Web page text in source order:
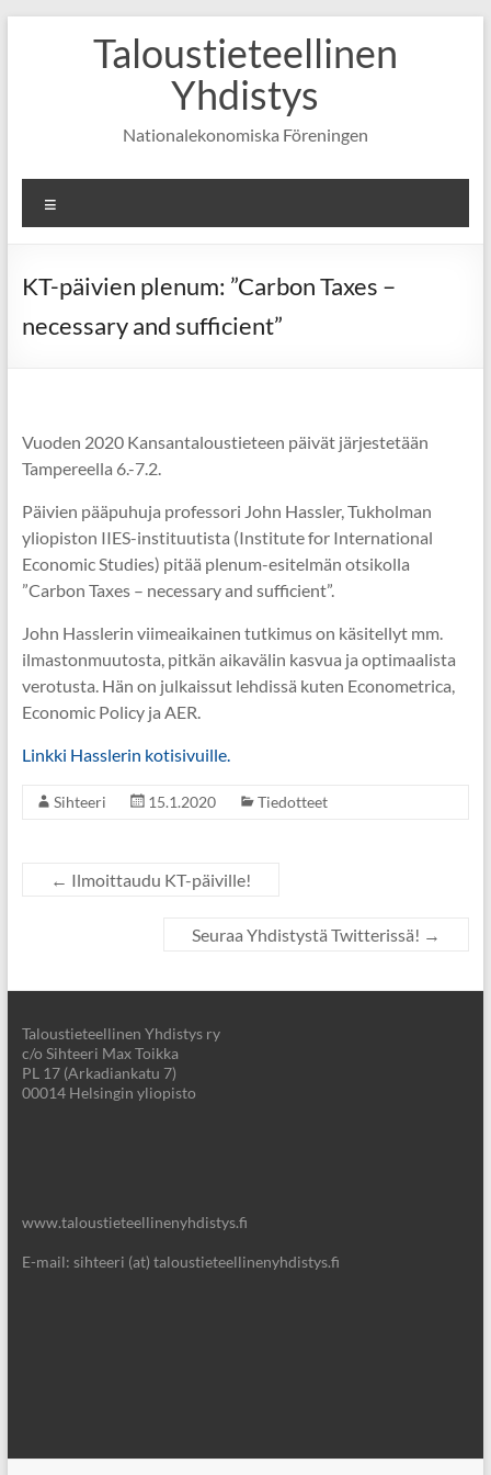
Taloustieteellinen
Yhdistys
Nationalekonomiska Föreningen
KT-päivien plenum: ”Carbon Taxes –
necessary and sufficient”
Vuoden 2020 Kansantaloustieteen päivät järjestetään
Tampereella 6.-7.2.
Päivien pääpuhuja professori John Hassler, Tukholman
yliopiston IIES-instituutista (Institute for International
Economic Studies) pitää plenum-esitelmän otsikolla
”Carbon Taxes – necessary and sufficient”.
John Hasslerin viimeaikainen tutkimus on käsitellyt mm.
ilmastonmuutosta, pitkän aikavälin kasvua ja optimaalista
verotusta. Hän on julkaissut lehdissä kuten Econometrica,
Economic Policy ja AER.
Linkki Hasslerin kotisivuille.
Sihteeri 15.1.2020 Tiedotteet
← Ilmoittaudu KT-päiville!
Seuraa Yhdistystä Twitterissä! →
Taloustieteellinen Yhdistys ry
c/o Sihteeri Max Toikka
PL 17 (Arkadiankatu 7)
00014 Helsingin yliopisto
www.taloustieteellinenyhdistys.fi
E-mail: sihteeri (at) taloustieteellinenyhdistys.fi